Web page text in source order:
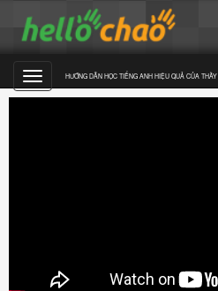
Toggle
HƯỚNG DẪN HỌC TIẾNG ANH HIỆU QUẢ CỦA THẦY